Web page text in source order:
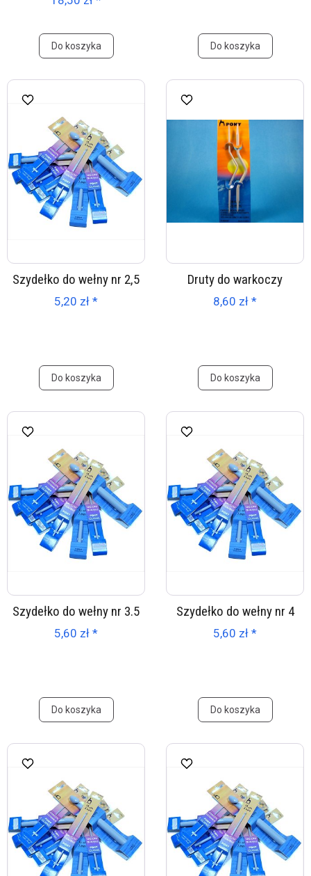
Do koszyka Do koszyka
Szydełko do wełny nr 2,5
5,20 zł *
Do koszyka
Druty do warkoczy
8,60 zł *
Do koszyka
Szydełko do wełny nr 3.5
5,60 zł *
Do koszyka
Szydełko do wełny nr 4
5,60 zł *
Do koszyka